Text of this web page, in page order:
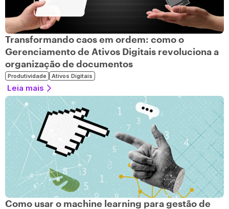
Transformando caos em ordem: como o
Gerenciamento de Ativos Digitais revoluciona a
organização de documentos
Produtividade Ativos Digitais
Leia mais
Como usar o machine learning para gestão de